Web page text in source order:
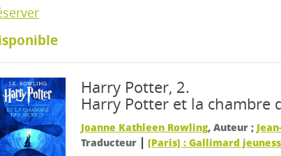
Harry Potter, 2.
Harry Potter et la chambre
Joanne Kathleen Rowling, Auteur ;
Traducteur |[Paris] : Gallimard